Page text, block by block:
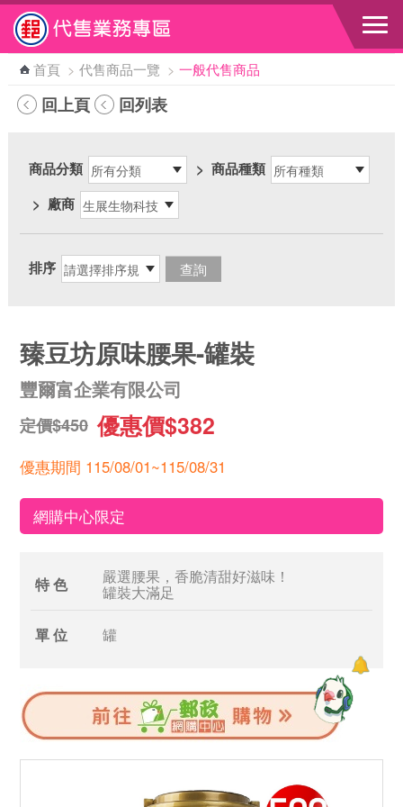
跳到主要內容區塊
首頁 > 代售商品一覽 > 一般代售商品
回上頁 回列表
商品分類 > 商品種類
> 廠商
排序
臻豆坊原味腰果-罐裝
豐爾富企業有限公司
定價$450 優惠價$382
優惠期間 115/08/01~115/08/31
網購中心限定
特 色 嚴選腰果，香脆清甜好滋味！
罐裝大滿足
單 位 罐